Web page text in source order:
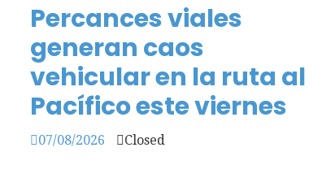
Percances viales
generan caos
vehicular en la ruta al
Pacífico este viernes
07/08/2026 Closed